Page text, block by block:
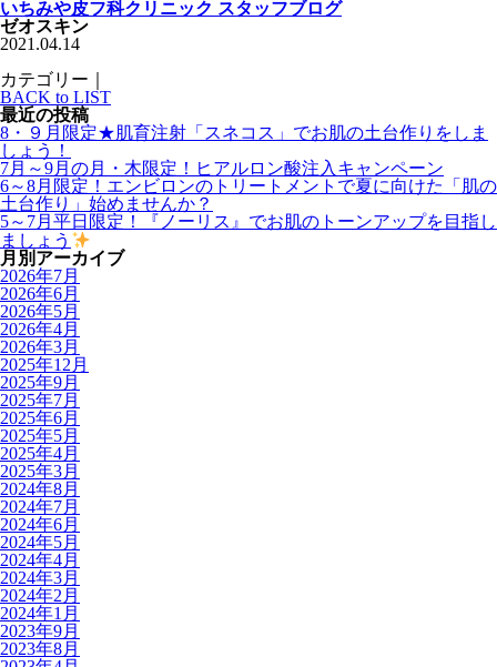
いちみや皮フ科クリニック スタッフブログ
ゼオスキン
2021.04.14
カテゴリー｜
BACK to LIST
最近の投稿
8・９月限定★肌育注射「スネコス」でお肌の土台作りをしま
しょう！
7月～9月の月・木限定！ヒアルロン酸注入キャンペーン
6～8月限定！エンビロンのトリートメントで夏に向けた「肌の
土台作り」始めませんか？
5～7月平日限定！『ノーリス』でお肌のトーンアップを目指し
ましょう
月別アーカイブ
2026年7月
2026年6月
2026年5月
2026年4月
2026年3月
2025年12月
2025年9月
2025年7月
2025年6月
2025年5月
2025年4月
2025年3月
2024年8月
2024年7月
2024年6月
2024年5月
2024年4月
2024年3月
2024年2月
2024年1月
2023年9月
2023年8月